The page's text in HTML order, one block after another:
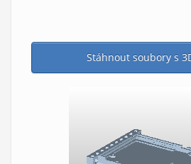
Stáhnout soubory s